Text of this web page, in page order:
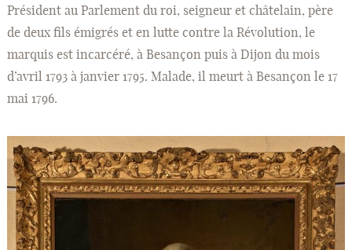
Président au Parlement du roi, seigneur et châtelain, père
de deux fils émigrés et en lutte contre la Révolution, le
marquis est incarcéré, à Besançon puis à Dijon du mois
d’avril 1793 à janvier 1795. Malade, il meurt à Besançon le 17
mai 1796.